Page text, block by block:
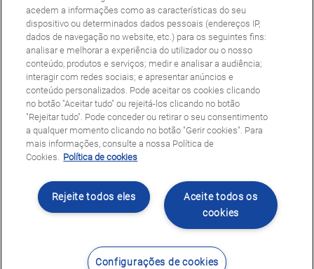
acedem a informações como as características do seu
dispositivo ou determinados dados pessoais (endereços IP,
dados de navegação no website, etc.) para os seguintes fins:
analisar e melhorar a experiência do utilizador ou o nosso
conteúdo, produtos e serviços; medir e analisar a audiência;
interagir com redes sociais; e apresentar anúncios e
conteúdo personalizados. Pode aceitar os cookies clicando
no botão "Aceitar tudo" ou rejeitá-los clicando no botão
"Rejeitar tudo". Pode conceder ou retirar o seu consentimento
a qualquer momento clicando no botão "Gerir cookies". Para
mais informações, consulte a nossa Política de
Cookies. Política de cookies
Aceite todos os
cookies
Rejeite todos eles
Configurações de cookies